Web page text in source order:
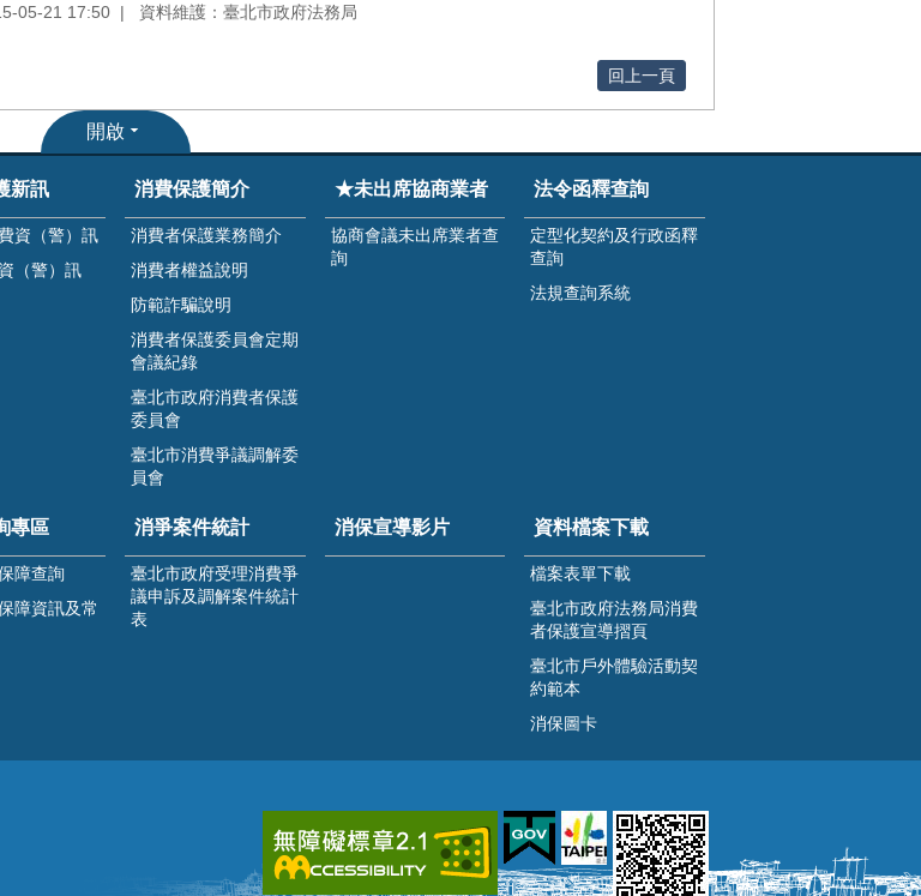
05-21 17:50 資料維護：臺北市政府法務局
回上一頁
開啟
新訊
資（警）訊
（警）訊
消費保護簡介
消費者保護業務簡介
消費者權益說明
防範詐騙說明
消費者保護委員會定期
會議紀錄
臺北市政府消費者保護
委員會
臺北市消費爭議調解委
員會
★未出席協商業者
協商會議未出席業者查
詢
法令函釋查詢
定型化契約及行政函釋
查詢
法規查詢系統
專區
障查詢
障資訊及常
消爭案件統計
臺北市政府受理消費爭
議申訴及調解案件統計
表
消保宣導影片 資料檔案下載
檔案表單下載
臺北市政府法務局消費
者保護宣導摺頁
臺北市戶外體驗活動契
約範本
消保圖卡